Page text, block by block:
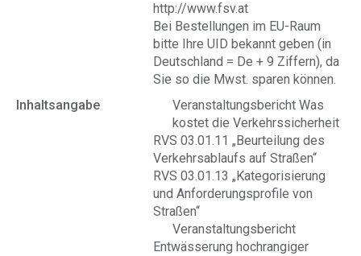
http://www.fsv.at
Bei Bestellungen im EU-Raum
bitte Ihre UID bekannt geben (in
Deutschland = De + 9 Ziffern), da
Sie so die Mwst. sparen können.
Inhaltsangabe
Veranstaltungsbericht Was
kostet die Verkehrssicherheit
RVS 03.01.11 „Beurteilung des
Verkehrsablaufs auf Straßen“
RVS 03.01.13 „Kategorisierung
und Anforderungsprofile von
Straßen“
Veranstaltungsbericht
Entwässerung hochrangiger